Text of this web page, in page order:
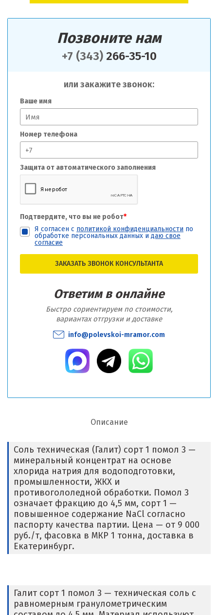
Позвоните нам
+7 (343)266-35-10
или закажите звонок:
Ваше имя
Номер телефона
Защита от автоматического заполнения
Подтвердите, что вы не робот*
Я согласен с политикой конфиденциальности по
обработке персональных данных и даю свое
согласие
ЗАКАЗАТЬ ЗВОНОК КОНСУЛЬТАНТА
Ответим в онлайне
Быстро сориентируем по стоимости,
вариантах отгрузки и доставке
info@polevskoi-mramor.com
Описание
Соль техническая (Галит) сорт 1 помол 3 —
минеральный концентрат на основе
хлорида натрия для водоподготовки,
промышленности, ЖКХ и
противогололедной обработки. Помол 3
означает фракцию до 4,5 мм, сорт 1 —
повышенное содержание NaCl согласно
паспорту качества партии. Цена — от 9 000
руб./т, фасовка в МКР 1 тонна, доставка в
Екатеринбург.
Галит сорт 1 помол 3 — техническая соль с
равномерным гранулометрическим